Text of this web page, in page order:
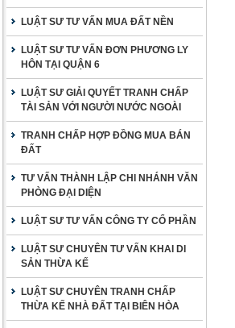
LUẬT SƯ TƯ VẤN MUA ĐẤT NỀN
LUẬT SƯ TƯ VẤN ĐƠN PHƯƠNG LY
HÔN TẠI QUẬN 6
LUẬT SƯ GIẢI QUYẾT TRANH CHẤP
TÀI SẢN VỚI NGƯỜI NƯỚC NGOÀI
TRANH CHẤP HỢP ĐỒNG MUA BÁN
ĐẤT
TƯ VẤN THÀNH LẬP CHI NHÁNH VĂN
PHÒNG ĐẠI DIỆN
LUẬT SƯ TƯ VẤN CÔNG TY CỔ PHẦN
LUẬT SƯ CHUYÊN TƯ VẤN KHAI DI
SẢN THỪA KẾ
LUẬT SƯ CHUYÊN TRANH CHẤP
THỪA KẾ NHÀ ĐẤT TẠI BIÊN HÒA